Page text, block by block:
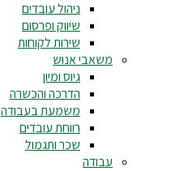
ניהול עובדים
שיווק ופרסום
שירות לקוחות
משאבי אנוש
גיוס ומיון
הדרכה והכשרה
משמעת בעבודה
רווחת עובדים
שכר ותגמול
עבודה